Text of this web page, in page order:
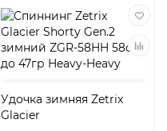
Удочка зимняя Zetrix
Glacier